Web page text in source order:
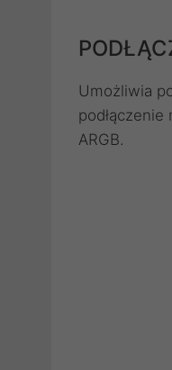
Umożliwia
ARGB.